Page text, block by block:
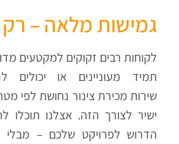
גמישות מלאה –
לקוחות רבים זקוקים למקטעים
תמיד מעוניינים או יכולים
שירות מכירת צינור נחושת לפי
ישיר לצורך הזה. אצלנו תוכלו
הדרוש לפרויקט שלכם – מבלי